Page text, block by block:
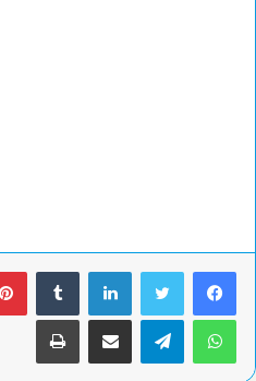
لينكدإن
واتساب تيلقرام مشاركة عبر البريد طباعة